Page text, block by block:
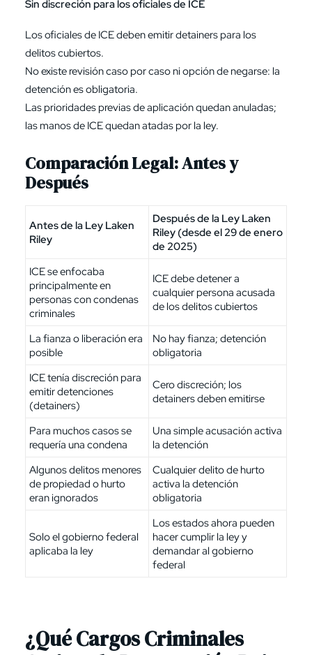
Sin discreción para los oficiales de ICE
Los oficiales de ICE deben emitir detainers para los
delitos cubiertos.
No existe revisión caso por caso ni opción de negarse: la
detención es obligatoria.
Las prioridades previas de aplicación quedan anuladas;
las manos de ICE quedan atadas por la ley.
Comparación Legal: Antes y
Después
Antes de la Ley Laken
Riley
Después de la Ley Laken
Riley (desde el 29 de enero
de 2025)
ICE se enfocaba
principalmente en
personas con condenas
criminales
ICE debe detener a
cualquier persona acusada
de los delitos cubiertos
La fianza o liberación era
posible
No hay fianza; detención
obligatoria
ICE tenía discreción para
emitir detenciones
(detainers)
Cero discreción; los
detainers deben emitirse
Para muchos casos se
requería una condena
Una simple acusación activa
la detención
Algunos delitos menores
de propiedad o hurto
eran ignorados
Cualquier delito de hurto
activa la detención
obligatoria
Solo el gobierno federal
aplicaba la ley
Los estados ahora pueden
hacer cumplir la ley y
demandar al gobierno
federal
¿Qué Cargos Criminales